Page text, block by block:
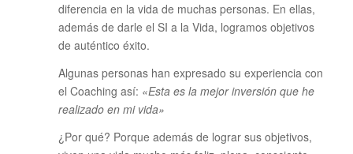
diferencia en la vida de muchas personas. En ellas,
además de darle el SI a la Vida, logramos objetivos
de auténtico éxito.
Algunas personas han expresado su experiencia con
el Coaching así: «Esta es la mejor inversión que he
realizado en mi vida»
¿Por qué? Porque además de lograr sus objetivos,